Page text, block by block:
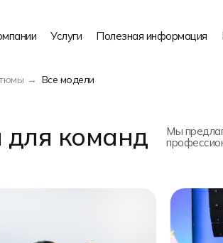
Услуги Полезная информация
Все модели
команд
Мы